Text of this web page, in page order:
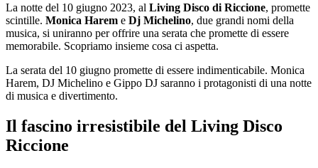
La notte del 10 giugno 2023, al Living Disco di Riccione, promette
scintille. Monica Harem e Dj Michelino, due grandi nomi della
musica, si uniranno per offrire una serata che promette di essere
memorabile. Scopriamo insieme cosa ci aspetta.
La serata del 10 giugno promette di essere indimenticabile. Monica
Harem, DJ Michelino e Gippo DJ saranno i protagonisti di una notte
di musica e divertimento.
Il fascino irresistibile del Living Disco
Riccione